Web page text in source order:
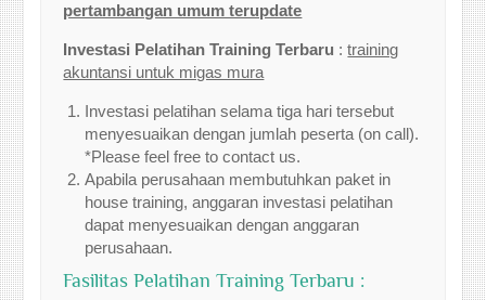
pertambangan umum terupdate
Investasi Pelatihan Training Terbaru :training
akuntansi untuk migas mura
Investasi pelatihan selama tiga hari tersebut
menyesuaikan dengan jumlah peserta (on call).
*Please feel free to contact us.
Apabila perusahaan membutuhkan paket in
house training, anggaran investasi pelatihan
dapat menyesuaikan dengan anggaran
perusahaan.
Fasilitas Pelatihan Training Terbaru :